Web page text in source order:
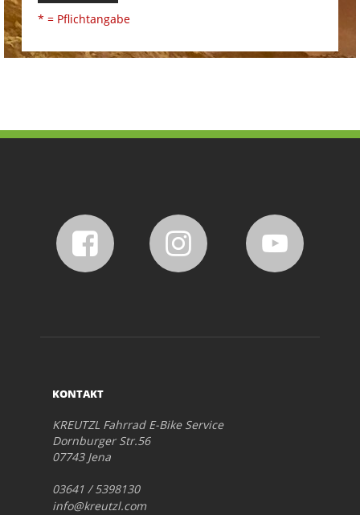
* = Pflichtangabe
KONTAKT
KREUTZL Fahrrad E-Bike Service
Dornburger Str.56
07743 Jena
03641 / 5398130
info@kreutzl.com